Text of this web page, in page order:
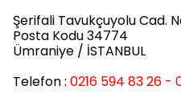
Şerifali Tavukçuyolu Cad.
Posta Kodu 34774
Ümraniye / İSTANBUL
Telefon : 0216 594 83 26 -